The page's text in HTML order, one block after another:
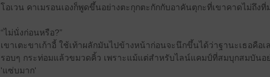
โอเวน คาเมรอนเองก็พูดขึ้นอย่างตะกุกตะกักกับอาคันตุกะที่เขาคาดไม่ถึง
“ไม่นั่งก่อนหรือ?”
เขาเตะขาเก้าอี้ ใช้เท้าผลักมันไปข้างหน้าก่อนจะนึกขึ้นได้ว่าฐานะเธอคือ
รอบๆ กระท่อมแล้วขมวดคิ้ว เพราะแม้แต่สำหรับไลน์แคมป์ที่สมบุกสมบันอย่
'แซ่บมาก'